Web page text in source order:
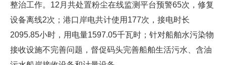
整治工作。12月共处置粉尘在线监测平台预警65次，修复
设备离线2次；港口岸电共计使用177次，接电时长
2095.85小时，用电量1597.05千瓦时；针对船舶水污染物
接收设施不完善问题，督促码头完善船舶生活污水、含油